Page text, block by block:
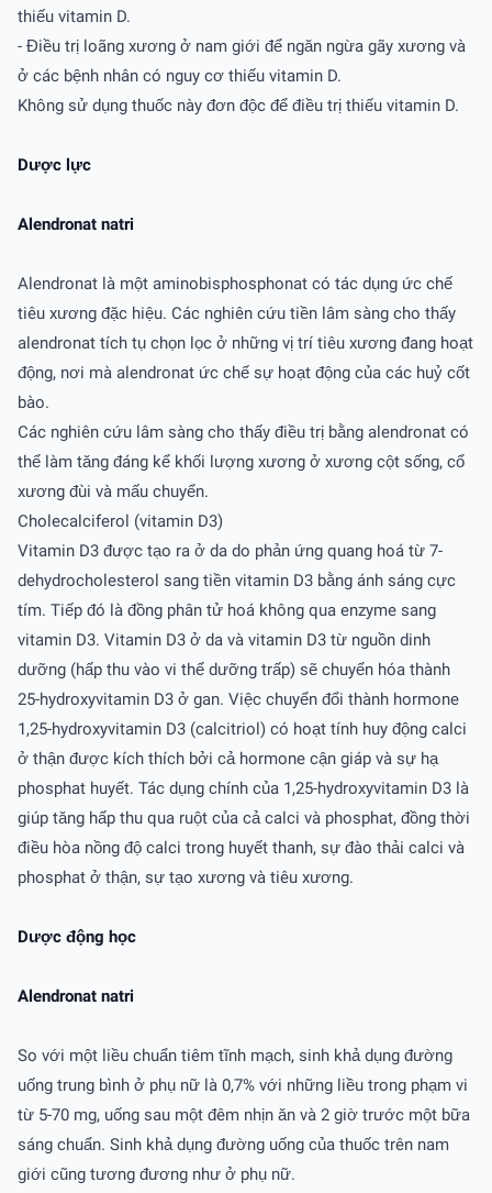
thiếu vitamin D.
- Điều trị loãng xương ở nam giới để ngăn ngừa gãy xương và
ở các bệnh nhân có nguy cơ thiếu vitamin D.
Không sử dụng thuốc này đơn độc để điều trị thiếu vitamin D.
Dược lực
Alendronat natri
Alendronat là một aminobisphosphonat có tác dụng ức chế
tiêu xương đặc hiệu. Các nghiên cứu tiền lâm sàng cho thấy
alendronat tích tụ chọn lọc ở những vị trí tiêu xương đang hoạt
động, nơi mà alendronat ức chế sự hoạt động của các huỷ cốt
bào.
Các nghiên cứu lâm sàng cho thấy điều trị bằng alendronat có
thể làm tăng đáng kể khối lượng xương ở xương cột sống, cổ
xương đùi và mấu chuyển.
Cholecalciferol (vitamin D3)
Vitamin D3 được tạo ra ở da do phản ứng quang hoá từ 7-
dehydrocholesterol sang tiền vitamin D3 bằng ánh sáng cực
tím. Tiếp đó là đồng phân tử hoá không qua enzyme sang
vitamin D3. Vitamin D3 ở da và vitamin D3 từ nguồn dinh
dưỡng (hấp thu vào vi thể dưỡng trấp) sẽ chuyển hóa thành
25-hydroxyvitamin D3 ở gan. Việc chuyển đổi thành hormone
1,25-hydroxyvitamin D3 (calcitriol) có hoạt tính huy động calci
ở thận được kích thích bởi cả hormone cận giáp và sự hạ
phosphat huyết. Tác dụng chính của 1,25-hydroxyvitamin D3 là
giúp tăng hấp thu qua ruột của cả calci và phosphat, đồng thời
điều hòa nồng độ calci trong huyết thanh, sự đào thải calci và
phosphat ở thận, sự tạo xương và tiêu xương.
Dược động học
Alendronat natri
So với một liều chuẩn tiêm tĩnh mạch, sinh khả dụng đường
uống trung bình ở phụ nữ là 0,7% với những liều trong phạm vi
từ 5-70 mg, uống sau một đêm nhịn ăn và 2 giờ trước một bữa
sáng chuẩn. Sinh khả dụng đường uống của thuốc trên nam
giới cũng tương đương như ở phụ nữ.